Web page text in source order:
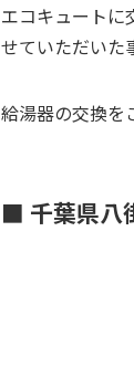
エコキュートに
せていただいた
給湯器の交換を
■ 千葉県八